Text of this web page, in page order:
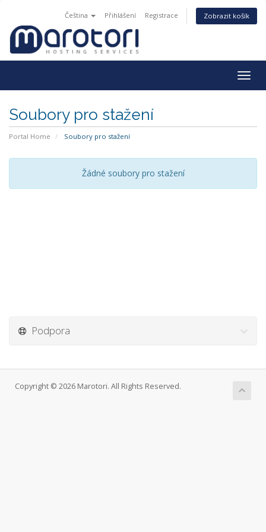
Čeština Přihlášení Registrace Zobrazit košík
Soubory pro stažení
Portal Home Soubory pro stažení
Žádné soubory pro stažení
Podpora
Copyright © 2026 Marotori. All Rights Reserved.